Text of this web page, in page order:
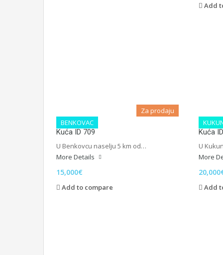
Add
BENKOVAC
Za prodaju
Kuća ID 709
U Benkovcu naselju 5 km od…
More Details
15,000€
Add to compare
Kuća
U
More
Add